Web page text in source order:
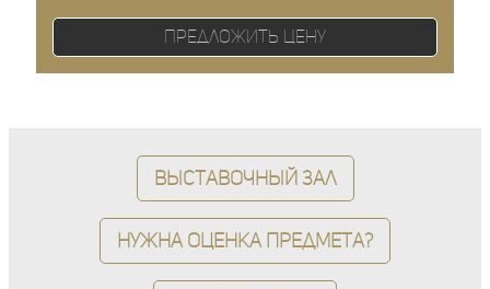
Предложить цену
Выставочный зал
Нужна оценка предмета?